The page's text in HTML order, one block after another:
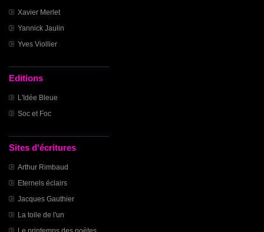
Xavier Merlet
Yannick Jaulin
Yves Viollier
Editions
L'Idée Bleue
Soc et Foc
Sites d'écritures
Arthur Rimbaud
Eternels éclairs
Jacques Gauthier
La toile de l'un